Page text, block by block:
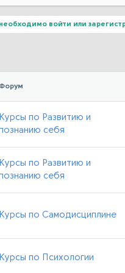
войти или
по Развитию и
себя
по Развитию и
себя
по Самодисциплине
по Психологии